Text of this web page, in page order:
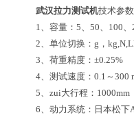
武汉拉力测试机技术参
1、容量：5、50、100
2、单位切换：g，
3、荷重精度：±0.25%
4、测试速度：0.1～300
5、zui大行程：1000mm
6、动力系统：日本松下